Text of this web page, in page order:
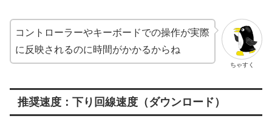
ちゃすく
コントローラーやキーボードでの操作が実際
に反映されるのに時間がかかるからね
推奨速度：下り回線速度（ダウンロード）